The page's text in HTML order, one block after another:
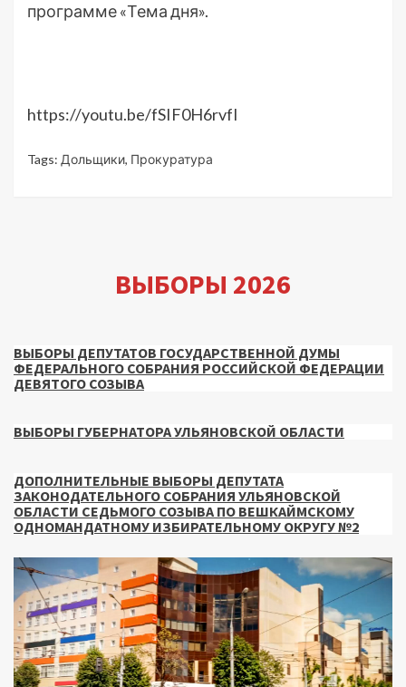
программе «Тема дня».
https://youtu.be/fSIF0H6rvfI
Tags: Дольщики, Прокуратура
ВЫБОРЫ 2026
ВЫБОРЫ ДЕПУТАТОВ ГОСУДАРСТВЕННОЙ ДУМЫ
ФЕДЕРАЛЬНОГО СОБРАНИЯ РОССИЙСКОЙ ФЕДЕРАЦИИ
ДЕВЯТОГО СОЗЫВА
ВЫБОРЫ ГУБЕРНАТОРА УЛЬЯНОВСКОЙ ОБЛАСТИ
ДОПОЛНИТЕЛЬНЫЕ ВЫБОРЫ ДЕПУТАТА
ЗАКОНОДАТЕЛЬНОГО СОБРАНИЯ УЛЬЯНОВСКОЙ
ОБЛАСТИ СЕДЬМОГО СОЗЫВА ПО ВЕШКАЙМСКОМУ
ОДНОМАНДАТНОМУ ИЗБИРАТЕЛЬНОМУ ОКРУГУ №2